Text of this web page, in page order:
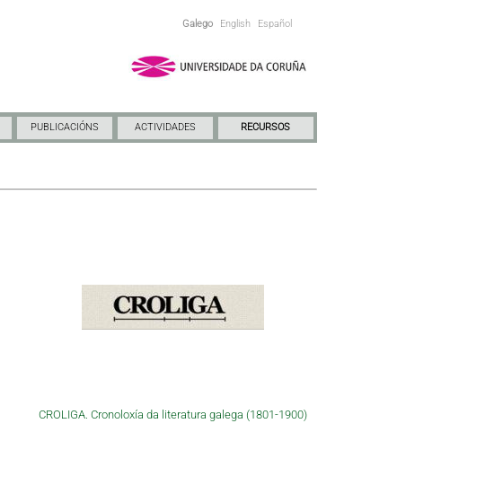
Galego English Español
PUBLICACIÓNS ACTIVIDADES RECURSOS
CROLIGA. Cronoloxía da literatura galega (1801-1900)